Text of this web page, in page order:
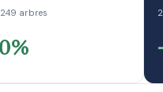
arbres